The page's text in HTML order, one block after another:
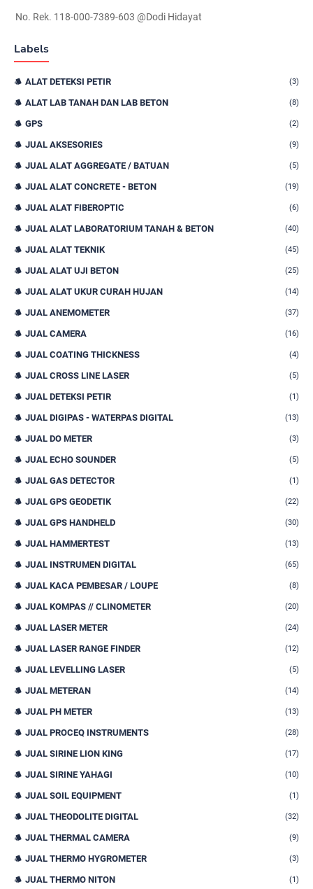
No. Rek. 118-000-7389-603 @Dodi Hidayat
Labels
ALAT DETEKSI PETIR (3)
ALAT LAB TANAH DAN LAB BETON (8)
GPS (2)
JUAL AKSESORIES (9)
JUAL ALAT AGGREGATE / BATUAN (5)
JUAL ALAT CONCRETE - BETON (19)
JUAL ALAT FIBEROPTIC (6)
JUAL ALAT LABORATORIUM TANAH & BETON (40)
JUAL ALAT TEKNIK (45)
JUAL ALAT UJI BETON (25)
JUAL ALAT UKUR CURAH HUJAN (14)
JUAL ANEMOMETER (37)
JUAL CAMERA (16)
JUAL COATING THICKNESS (4)
JUAL CROSS LINE LASER (5)
JUAL DETEKSI PETIR (1)
JUAL DIGIPAS - WATERPAS DIGITAL (13)
JUAL DO METER (3)
JUAL ECHO SOUNDER (5)
JUAL GAS DETECTOR (1)
JUAL GPS GEODETIK (22)
JUAL GPS HANDHELD (30)
JUAL HAMMERTEST (13)
JUAL INSTRUMEN DIGITAL (65)
JUAL KACA PEMBESAR / LOUPE (8)
JUAL KOMPAS // CLINOMETER (20)
JUAL LASER METER (24)
JUAL LASER RANGE FINDER (12)
JUAL LEVELLING LASER (5)
JUAL METERAN (14)
JUAL PH METER (13)
JUAL PROCEQ INSTRUMENTS (28)
JUAL SIRINE LION KING (17)
JUAL SIRINE YAHAGI (10)
JUAL SOIL EQUIPMENT (1)
JUAL THEODOLITE DIGITAL (32)
JUAL THERMAL CAMERA (9)
JUAL THERMO HYGROMETER (3)
JUAL THERMO NITON (1)